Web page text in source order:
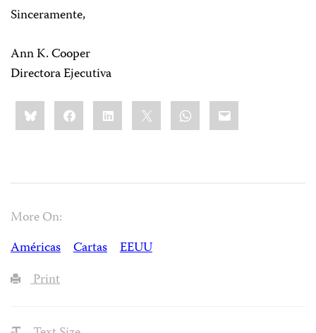
Sinceramente,
Ann K. Cooper
Directora Ejecutiva
Share
this:BlueskyFacebookLinkedIn WhatsApp
Email
More On:
Américas
Cartas
EEUU
Print